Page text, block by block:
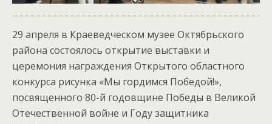
29 апреля в Краеведческом музее Октябрьского
района состоялось открытие выставки и
церемония награждения Открытого областного
конкурса рисунка «Мы гордимся Победой!»,
посвященного 80-й годовщине Победы в Великой
Отечественной войне и Году защитника